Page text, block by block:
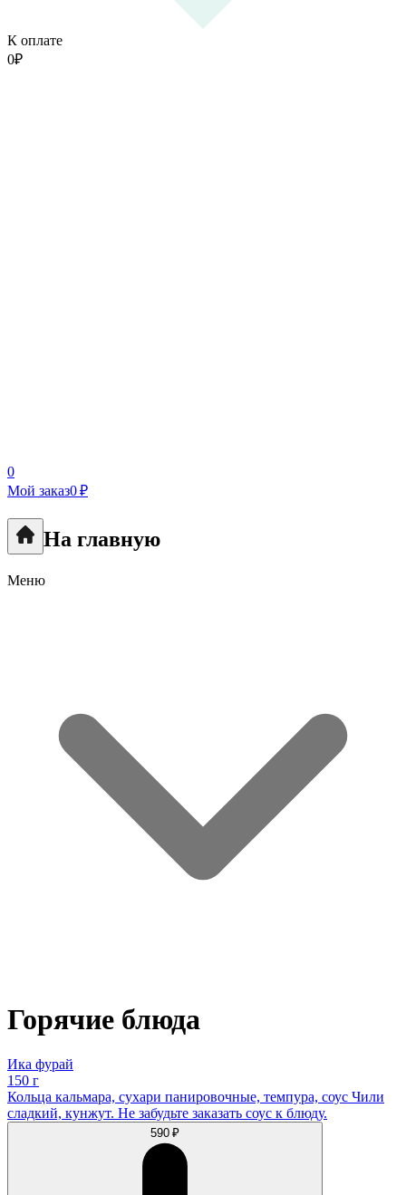
К оплате
0₽
0
Мой заказ0 ₽
На главную
Меню
Горячие блюда
Ика фурай
150 г
Кольца кальмара, сухари панировочные, темпура, соус Чили
сладкий, кунжут. Не забудьте заказать соус к блюду.
590 ₽